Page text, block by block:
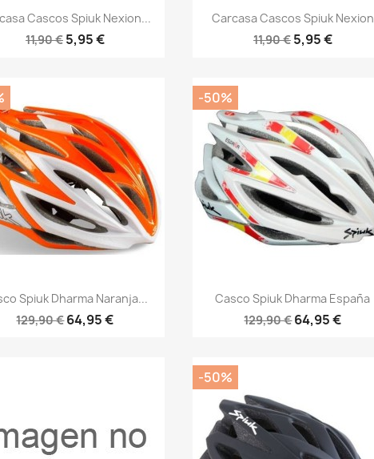
Vista rápida
Cascos Spiuk Nexion...
11,90 € 5,95 €
Vista rápida
Carcasa Cascos Spiuk Nexion
11,90 € 5,95 €
Vista rápida
Spiuk Dharma Naranja...
129,90 €64,95 €
Vista rápida
Casco Spiuk Dharma España
129,90 €64,95 €
-50%
-50%